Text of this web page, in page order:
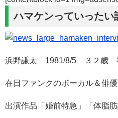
ハマケンっていったい
浜野謙太 1981/8/5 ３２歳
在日ファンクのボーカル＆俳優
出演作品「婚前特急」「体脂